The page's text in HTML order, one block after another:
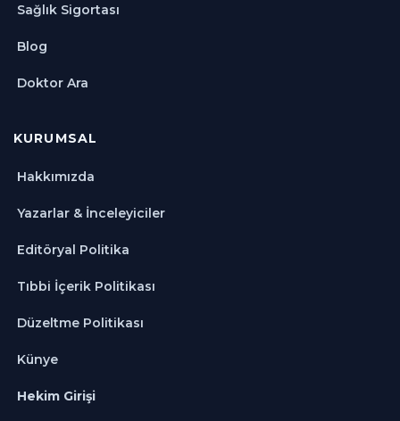
Sağlık Sigortası
Blog
Doktor Ara
KURUMSAL
Hakkımızda
Yazarlar & İnceleyiciler
Editöryal Politika
Tıbbi İçerik Politikası
Düzeltme Politikası
Künye
Hekim Girişi